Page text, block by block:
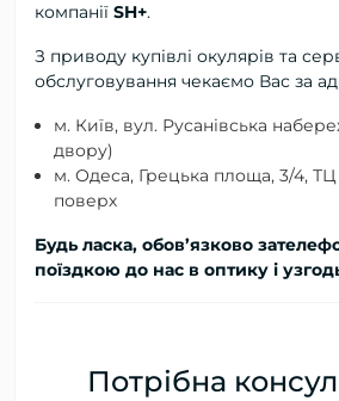
компанії SH+.
З приводу купівлі окулярів та
обслуговування чекаємо Вас за
м. Київ, вул. Русанівська
двору)
м. Одеса, Грецька площа, 3/4,
поверх
Будь ласка, обов’язково
поїздкою до нас в оптику і
Потрібна